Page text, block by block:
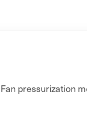
pressurization